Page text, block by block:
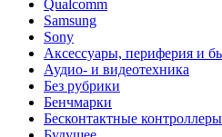
Qualcomm
Samsung
Sony
Аксессуары, периферия и
Аудио- и видеотехника
Без рубрики
Бенчмарки
Бесконтактные контроллеры